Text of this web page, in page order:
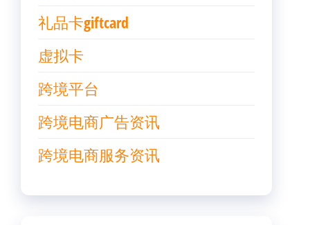
礼品卡giftcard
虚拟卡
跨境平台
跨境电商广告资讯
跨境电商服务资讯